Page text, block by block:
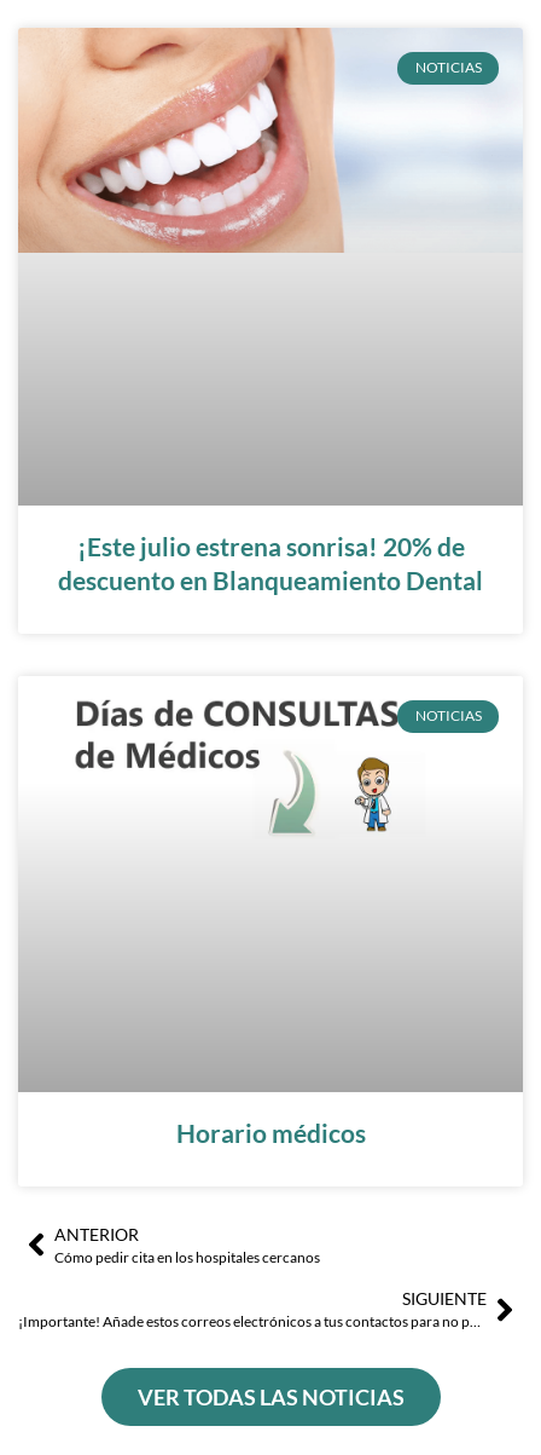
NOTICIAS
¡Este julio estrena sonrisa! 20% de
descuento en Blanqueamiento Dental
NOTICIAS
Horario médicos
AntANTERIOR
Cómo pedir cita en los hospitales cercanos
SIGUIENTE
¡Importante! Añade estos correos electrónicos a tus contactos para no perderte nada de lo que sucede en Clínica Benissa
VER TODAS LAS NOTICIAS